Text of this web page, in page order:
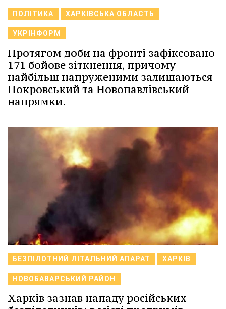
ПОЛІТИКА ХАРКІВСЬКА ОБЛАСТЬ
УКРІНФОРМ
Протягом доби на фронті зафіксовано
171 бойове зіткнення, причому
найбільш напруженими залишаються
Покровський та Новопавлівський
напрямки.
БЕЗПІЛОТНИЙ ЛІТАЛЬНИЙ АПАРАТ ХАРКІВ
НОВОБАВАРСЬКИЙ РАЙОН
Харків зазнав нападу російських